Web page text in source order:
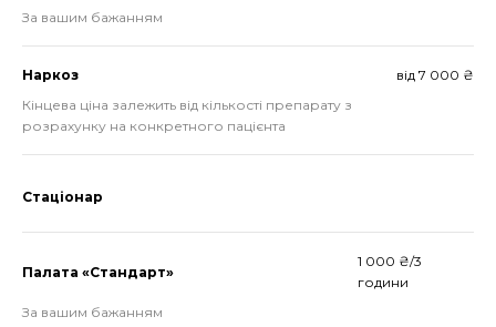
За вашим бажанням
Наркоз
від 7 000 ₴
Кінцева ціна залежить від кількості препарату з
розрахунку на конкретного пацієнта
Стаціонар
Палата «Стандарт»
1 000 ₴/3
години
За вашим бажанням